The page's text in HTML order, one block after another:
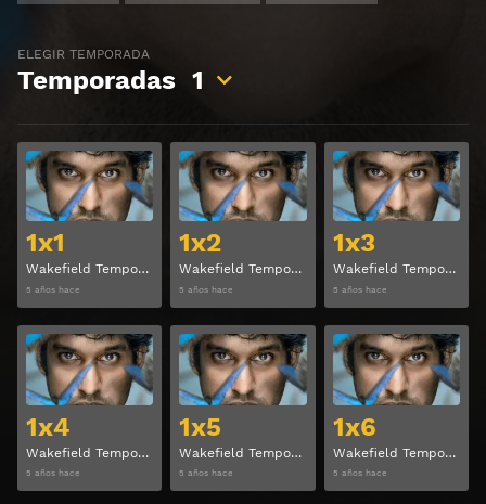
ELEGIR TEMPORADA
Temporadas 1
1x1
Wakefield Temporada 1 Capitulo 1
5 años hace
Ver
1x2
Wakefield Temporada 1 Capitulo 2
5 años hace
Ver
1x3
Wakefield Temporada 1 Capitulo 3
5 años hace
1x4
Wakefield Temporada 1 Capitulo 4
5 años hace
Ver
1x5
Wakefield Temporada 1 Capitulo 5
5 años hace
Ver
1x6
Wakefield Temporada 1 Capitulo 6
5 años hace